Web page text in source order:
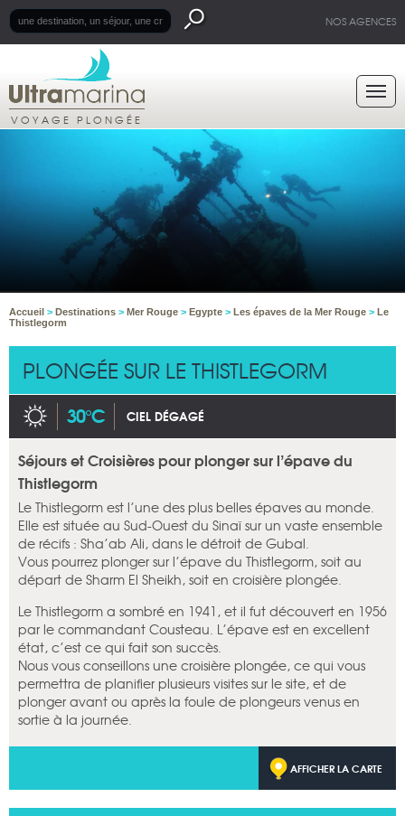
NOS AGENCES
VOYAGE PLONGÉE
Accueil > Destinations > Mer Rouge > Egypte > Les épaves de la Mer Rouge > Le
Thistlegorm
PLONGÉE SUR LE THISTLEGORM
30°C CIEL DÉGAGÉ
Séjours et Croisières pour plonger sur l’épave du
Thistlegorm
Le Thistlegorm est l’une des plus belles épaves au monde.
Elle est située au Sud-Ouest du Sinaï sur un vaste ensemble
de récifs : Sha’ab Ali, dans le détroit de Gubal.
Vous pourrez plonger sur l’épave du Thistlegorm, soit au
départ de Sharm El Sheikh, soit en croisière plongée.
Le Thistlegorm a sombré en 1941, et il fut découvert en 1956
par le commandant Cousteau. L’épave est en excellent
état, c’est ce qui fait son succès.
Nous vous conseillons une croisière plongée, ce qui vous
permettra de planifier plusieurs visites sur le site, et de
plonger avant ou après la foule de plongeurs venus en
sortie à la journée.
AFFICHER LA CARTE